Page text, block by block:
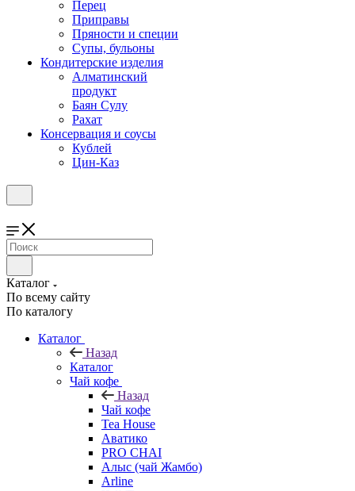
Перец
Приправы
Пряности и специи
Супы, бульоны
Кондитерские изделия
Алматинский
продукт
Баян Сулу
Рахат
Консервация и соусы
Кублей
Цин-Каз
Каталог
По всему сайту
По каталогу
Каталог
Назад
Каталог
Чай кофе
Назад
Чай кофе
Tea House
Аватико
PRO CHAI
Алыс (чай Жамбо)
Arline